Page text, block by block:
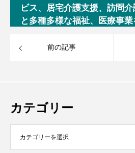
ビス、居宅介護支援、訪問
と多種多様な福祉、医療事業
前の記事
カテゴリー